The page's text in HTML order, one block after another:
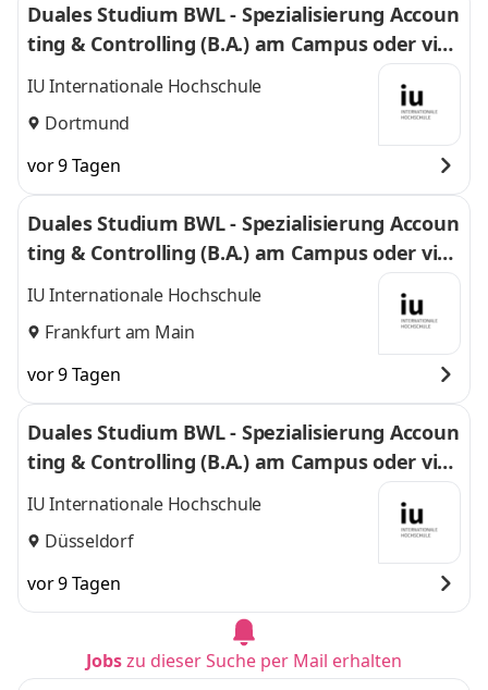
Duales Studium BWL - Spezialisierung Accoun
ting & Controlling (B.A.) am Campus oder virt
uell
IU Internationale Hochschule
Dortmund
vor 9 Tagen
Duales Studium BWL - Spezialisierung Accoun
ting & Controlling (B.A.) am Campus oder virt
uell
IU Internationale Hochschule
Frankfurt am Main
vor 9 Tagen
Duales Studium BWL - Spezialisierung Accoun
ting & Controlling (B.A.) am Campus oder virt
uell
IU Internationale Hochschule
Düsseldorf
vor 9 Tagen
Jobszu dieser Suche per Mail erhalten